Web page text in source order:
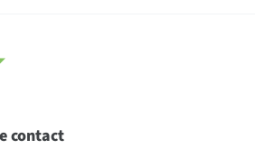
contact